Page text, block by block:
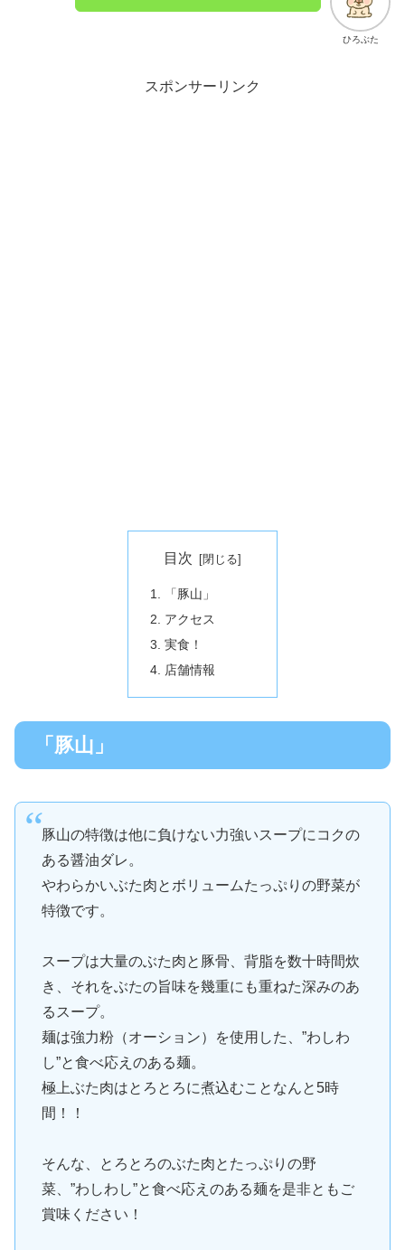
ひろぶた
スポンサーリンク
目次
「豚山」
アクセス
実食！
店舗情報
「豚山」
豚山の特徴は他に負けない力強いスープにコクの
ある醤油ダレ。
やわらかいぶた肉とボリュームたっぷりの野菜が
特徴です。
スープは大量のぶた肉と豚骨、背脂を数十時間炊
き、それをぶたの旨味を幾重にも重ねた深みのあ
るスープ。
麺は強力粉（オーション）を使用した、”わしわ
し”と食べ応えのある麺。
極上ぶた肉はとろとろに煮込むことなんと5時
間！！
そんな、とろとろのぶた肉とたっぷりの野
菜、”わしわし”と食べ応えのある麺を是非ともご
賞味ください！